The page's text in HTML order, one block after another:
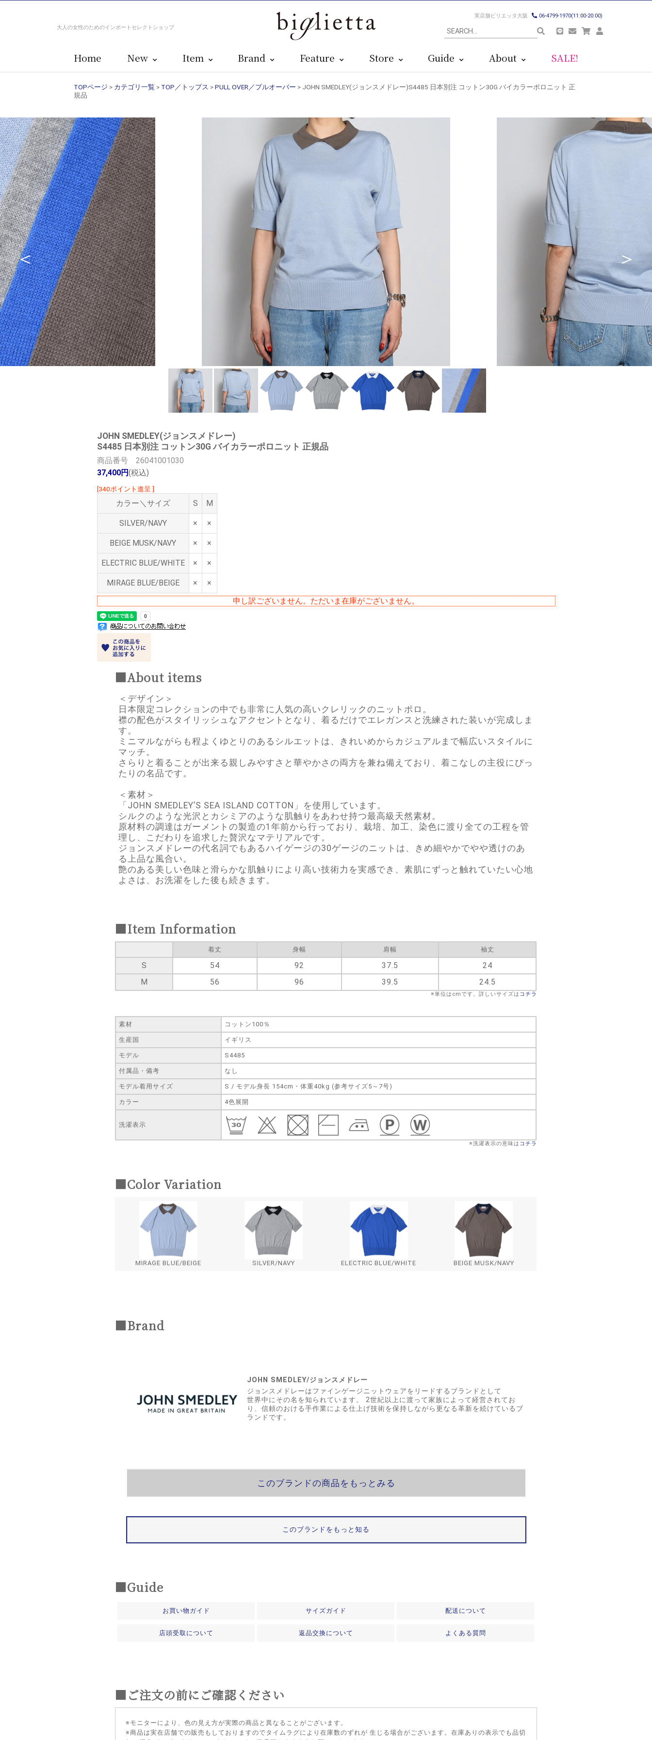
大人の女性のためのインポートセレクトショップ
実店舗ビリエッタ大阪 06-4799-1970(11:00-20:00)
Home New Item Brand Feature Store Guide About SALE!
TOPページ > カテゴリ一覧 > TOP／トップス >PULL OVER／プルオーバー > JOHN SMEDLEY(ジョンスメドレー)S4485 日本別注 コットン30G バイカラーポロニット 正
規品
JOHN SMEDLEY(ジョンスメドレー)
S4485 日本別注 コットン30G バイカラーポロニット 正規品
商品番号 26041001030
37,400円(税込)
[340ポイント進呈 ]
カラー＼サイズ S M
SILVER/NAVY × ×
BEIGE MUSK/NAVY × ×
ELECTRIC BLUE/WHITE × ×
MIRAGE BLUE/BEIGE ×
×
申し訳ございません。ただいま在庫がございません。
■About items
＜デザイン＞
日本限定コレクションの中でも非常に人気の高いクレリックのニットポロ。
襟の配色がスタイリッシュなアクセントとなり、着るだけでエレガンスと洗練された装いが完成しま
す。
ミニマルながらも程よくゆとりのあるシルエットは、きれいめからカジュアルまで幅広いスタイルに
マッチ。
さらりと着ることが出来る親しみやすさと華やかさの両方を兼ね備えており、着こなしの主役にぴっ
たりの名品です。
＜素材＞
「JOHN SMEDLEY’S SEA ISLAND COTTON」を使用しています。
シルクのような光沢とカシミアのような肌触りをあわせ持つ最高級天然素材。
原材料の調達はガーメントの製造の1年前から行っており、栽培、加工、染色に渡り全ての工程を管
理し、こだわりを追求した贅沢なマテリアルです。
ジョンスメドレーの代名詞でもあるハイゲージの30ゲージのニットは、きめ細やかでやや透けのあ
る上品な風合い。
艶のある美しい色味と滑らかな肌触りにより高い技術力を実感でき、素肌にずっと触れていたい心地
よさは、お洗濯をした後も続きます。
■Item Information
着丈 身幅 肩幅 袖丈
S 54 92 37.5
24
M
56 96 39.5 24.5
※単位はcmです。詳しいサイズは コチラ
素材 コットン100％
生産国 イギリス
モデル S4485
付属品・備考 なし
モデル着用サイズ S / モデル身長 154cm・体重40kg (参考サイズ5～7号)
カラー 4色展開
洗濯表示
※洗濯表示の意味は コチラ
■Color Variation
MIRAGE BLUE/BEIGE SILVER/NAVY ELECTRIC BLUE/WHITE BEIGE MUSK/NAVY
■Brand
JOHN SMEDLEY/ジョンスメドレー
ジョンスメドレーはファインゲージニットウェアをリードするブランドとして
世界中にその名を知られています。 2世紀以上に渡って家族によって経営されてお
り、信頼のおける手作業による仕上げ技術を保持しながら更なる革新を続けているブ
ランドです。
このブランドの商品をもっとみる
このブランドをもっと知る
■Guide
お買い物ガイド サイズガイド 配送について
店頭受取について 返品交換について よくある質問
■ご注文の前にご確認ください
※モニターにより、色の見え方が実際の商品と異なることがございます。
※商品は実在店舗での販売もしておりますのでタイムラグにより在庫数のずれが 生じる場合がございます。在庫ありの表示でも品切